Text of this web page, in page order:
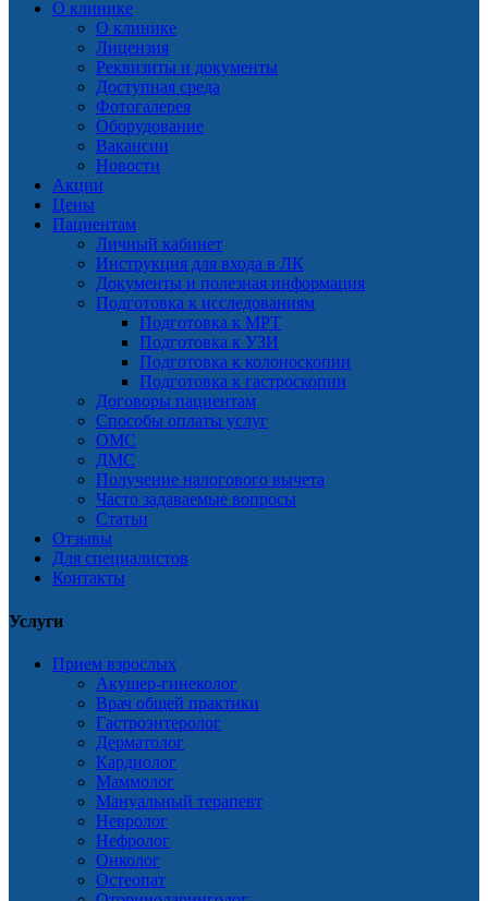
О клинике
О клинике
Лицензия
Реквизиты и документы
Доступная среда
Фотогалерея
Оборудование
Вакансии
Новости
Акции
Цены
Пациентам
Личный кабинет
Инструкция для входа в ЛК
Документы и полезная информация
Подготовка к исследованиям
Подготовка к МРТ
Подготовка к УЗИ
Подготовка к колоноскопии
Подготовка к гастроскопии
Договоры пациентам
Способы оплаты услуг
ОМС
ДМС
Получение налогового вычета
Часто задаваемые вопросы
Статьи
Отзывы
Для специалистов
Контакты
Услуги
Прием взрослых
Акушер-гинеколог
Врач общей практики
Гастроэнтеролог
Дерматолог
Кардиолог
Маммолог
Мануальный терапевт
Невролог
Нефролог
Онколог
Остеопат